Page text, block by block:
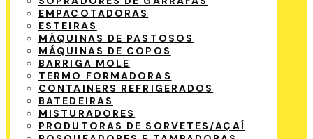
EMPACOTADORAS
ESTEIRAS
MÁQUINAS DE PASTOSOS
MÁQUINAS DE COPOS
BARRIGA MOLE
TERMO FORMADORAS
CONTAINERS REFRIGERADOS
BATEDEIRAS
MISTURADORES
PRODUTORAS DE SORVETES/AÇAÍ